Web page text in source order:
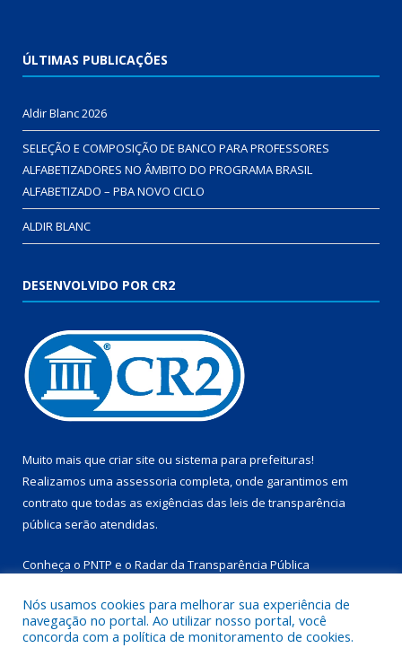
ÚLTIMAS PUBLICAÇÕES
Aldir Blanc 2026
SELEÇÃO E COMPOSIÇÃO DE BANCO PARA PROFESSORES
ALFABETIZADORES NO ÂMBITO DO PROGRAMA BRASIL
ALFABETIZADO – PBA NOVO CICLO
ALDIR BLANC
DESENVOLVIDO POR CR2
Muito mais que criar site ou sistema para prefeituras!
Realizamos uma assessoria completa, onde garantimos em
contrato que todas as exigências das leis de transparência
pública serão atendidas.
Conheça o PNTP e o Radar da Transparência Pública
Nós usamos cookies para melhorar sua experiência de
navegação no portal. Ao utilizar nosso portal, você
concorda com a política de monitoramento de cookies.